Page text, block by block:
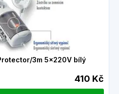
3m 5x220V bílý
410 Kč